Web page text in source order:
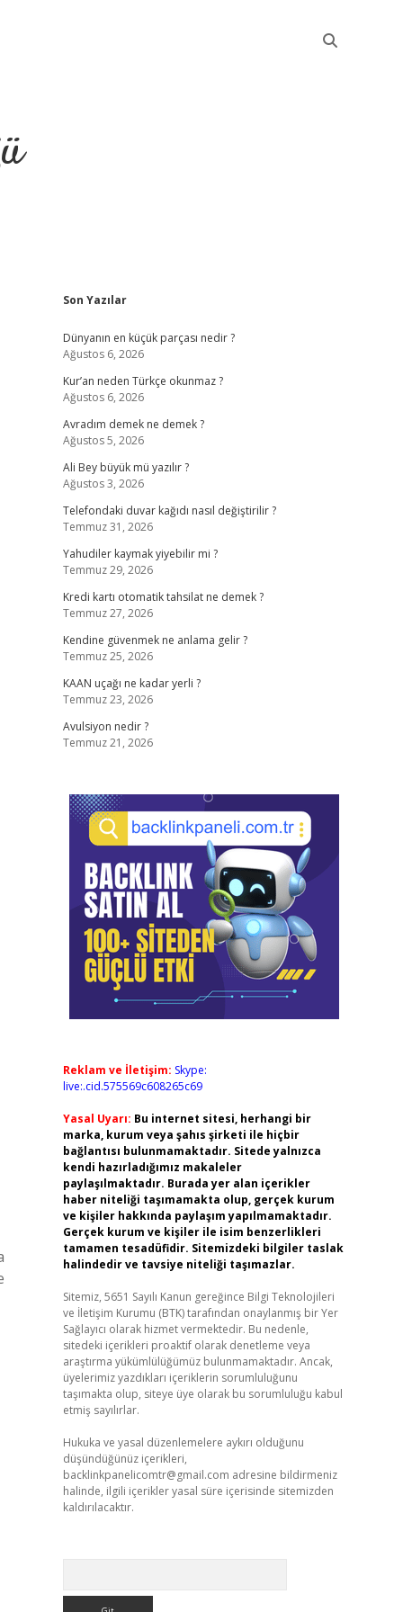
Sidebar
Son Yazılar
Dünyanın en küçük parçası nedir ?
Ağustos 6, 2026
Kur’an neden Türkçe okunmaz ?
Ağustos 6, 2026
Avradım demek ne demek ?
Ağustos 5, 2026
Ali Bey büyük mü yazılır ?
Ağustos 3, 2026
Telefondaki duvar kağıdı nasıl değiştirilir ?
Temmuz 31, 2026
Yahudiler kaymak yiyebilir mi ?
Temmuz 29, 2026
Kredi kartı otomatik tahsilat ne demek ?
Temmuz 27, 2026
Kendine güvenmek ne anlama gelir ?
Temmuz 25, 2026
KAAN uçağı ne kadar yerli ?
Temmuz 23, 2026
Avulsiyon nedir ?
Temmuz 21, 2026
Reklam ve İletişim: Skype:
live:.cid.575569c608265c69
Yasal Uyarı: Bu internet sitesi, herhangi bir
marka, kurum veya şahıs şirketi ile hiçbir
bağlantısı bulunmamaktadır. Sitede yalnızca
kendi hazırladığımız makaleler
paylaşılmaktadır. Burada yer alan içerikler
haber niteliği taşımamakta olup, gerçek kurum
ve kişiler hakkında paylaşım yapılmamaktadır.
Gerçek kurum ve kişiler ile isim benzerlikleri
tamamen tesadüfidir. Sitemizdeki bilgiler taslak
halindedir ve tavsiye niteliği taşımazlar.
Sitemiz, 5651 Sayılı Kanun gereğince Bilgi Teknolojileri
ve İletişim Kurumu (BTK) tarafından onaylanmış bir Yer
Sağlayıcı olarak hizmet vermektedir. Bu nedenle,
sitedeki içerikleri proaktif olarak denetleme veya
araştırma yükümlülüğümüz bulunmamaktadır. Ancak,
üyelerimiz yazdıkları içeriklerin sorumluluğunu
taşımakta olup, siteye üye olarak bu sorumluluğu kabul
etmiş sayılırlar.
Hukuka ve yasal düzenlemelere aykırı olduğunu
düşündüğünüz içerikleri,
backlinkpanelicomtr@gmail.com adresine bildirmeniz
halinde, ilgili içerikler yasal süre içerisinde sitemizden
kaldırılacaktır.